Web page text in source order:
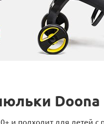
0+ и подходит для детей